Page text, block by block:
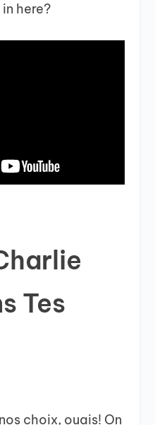
here?
Tes
choix, ouais! On